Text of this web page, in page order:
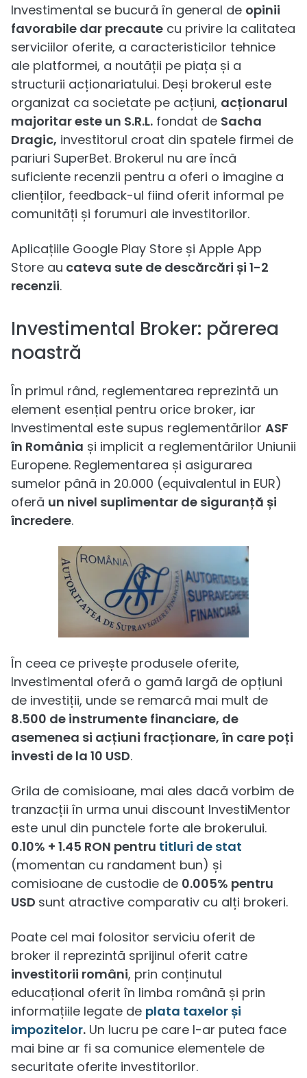
Investimental se bucură în general de opinii
favorabile dar precaute cu privire la calitatea
serviciilor oferite, a caracteristicilor tehnice
ale platformei, a noutății pe piața și a
structurii acționariatului. Deși brokerul este
organizat ca societate pe acțiuni, acționarul
majoritar este un S.R.L. fondat de Sacha
Dragic, investitorul croat din spatele firmei de
pariuri SuperBet. Brokerul nu are încă
suficiente recenzii pentru a oferi o imagine a
clienților, feedback-ul fiind oferit informal pe
comunități și forumuri ale investitorilor.
Aplicațiile Google Play Store și Apple App
Store au cateva sute de descărcări și 1-2
recenzii.
Investimental Broker: părerea
noastră
În primul rând, reglementarea reprezintă un
element esențial pentru orice broker, iar
Investimental este supus reglementărilor ASF
în România și implicit a reglementărilor Uniunii
Europene. Reglementarea și asigurarea
sumelor până in 20.000 (equivalentul in EUR)
oferă un nivel suplimentar de siguranță și
încredere.
În ceea ce privește produsele oferite,
Investimental oferă o gamă largă de opțiuni
de investiții, unde se remarcă mai mult de
8.500 de instrumente financiare, de
asemenea si acțiuni fracționare, în care poți
investi de la 10 USD.
Grila de comisioane, mai ales dacă vorbim de
tranzacții în urma unui discount InvestiMentor
este unul din punctele forte ale brokerului.
0.10% + 1.45 RON pentru titluri de stat
(momentan cu randament bun) și
comisioane de custodie de 0.005% pentru
USD sunt atractive comparativ cu alți brokeri.
Poate cel mai folositor serviciu oferit de
broker il reprezintă sprijinul oferit catre
investitorii români, prin conținutul
educațional oferit în limba română și prin
informațiile legate de plata taxelor și
impozitelor. Un lucru pe care l-ar putea face
mai bine ar fi sa comunice elementele de
securitate oferite investitorilor.